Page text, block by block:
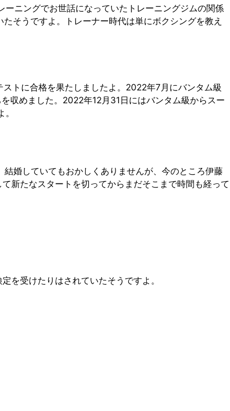
ニングでお世話になっていたトレーニングジムの関係
そうですよ。トレーナー時代は単にボクシングを教え
トに合格を果たしましたよ。2022年7月にバンタム級
収めました。2022年12月31日にはバンタム級からスー
婚していてもおかしくありませんが、今のところ伊藤
新たなスタートを切ってからまだそこまで時間も経って
を受けたりはされていたそうですよ。